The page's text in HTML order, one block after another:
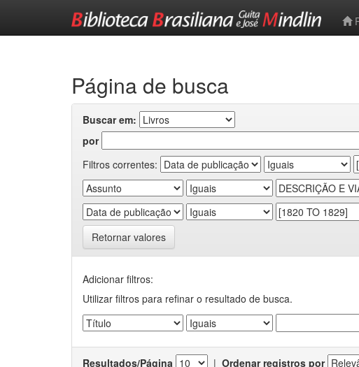
Página de busca
Buscar em:
por
Filtros correntes:
Retornar valores
Adicionar filtros:
Utilizar filtros para refinar o resultado de busca.
Resultados/Página | Ordenar registros por